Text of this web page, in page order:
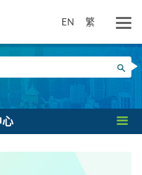
EN 繁
搜寻
心